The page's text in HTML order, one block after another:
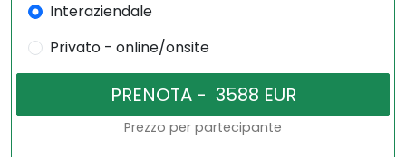
Interaziendale
Privato - online/onsite
Prezzo per partecipante